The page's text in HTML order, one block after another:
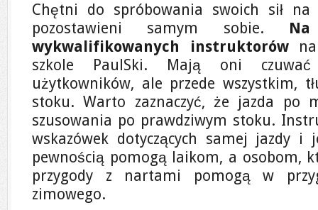
Chętni do spróbowania swoich sił
pozostawieni samym sobie.
wykwalifikowanych instruktorów
szkole PaulSki. Mają oni czuwać
użytkowników, ale przede wszystkim,
stoku. Warto zaznaczyć, że jazda po
szusowania po prawdziwym stoku.
wskazówek dotyczących samej jazdy i
pewnością pomogą laikom, a osobom,
przygody z nartami pomogą w
zimowego.